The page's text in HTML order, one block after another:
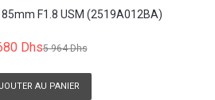
F1.8 USM (2519A012BA)
Dhs5 964 Dhs
AU PANIER